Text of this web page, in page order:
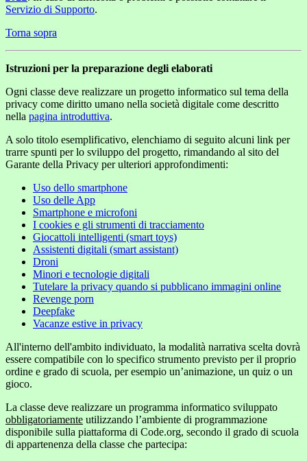
Servizio di Supporto.
Torna sopra
Istruzioni per la preparazione degli elaborati
Ogni classe deve realizzare un progetto informatico sul tema della
privacy come diritto umano nella società digitale come descritto
nella pagina introduttiva.
A solo titolo esemplificativo, elenchiamo di seguito alcuni link per
trarre spunti per lo sviluppo del progetto, rimandando al sito del
Garante della Privacy per ulteriori approfondimenti:
Uso dello smartphone
Uso delle App
Smartphone e microfoni
I cookies e gli strumenti di tracciamento
Giocattoli intelligenti (smart toys)
Assistenti digitali (smart assistant)
Droni
Minori e tecnologie digitali
Tutelare la privacy quando si pubblicano immagini online
Revenge porn
Deepfake
Vacanze estive in privacy
All'interno dell'ambito individuato, la modalità narrativa scelta dovrà
essere compatibile con lo specifico strumento previsto per il proprio
ordine e grado di scuola, per esempio un’animazione, un quiz o un
gioco.
La classe deve realizzare un programma informatico sviluppato
obbligatoriamente utilizzando l’ambiente di programmazione
disponibile sulla piattaforma di Code.org, secondo il grado di scuola
di appartenenza della classe che partecipa: